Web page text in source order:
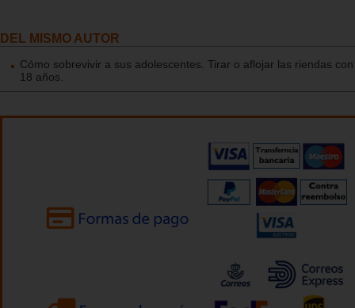
DEL MISMO AUTOR
Cómo sobrevivir a sus adolescentes. Tirar o aflojar las riendas
18 años.